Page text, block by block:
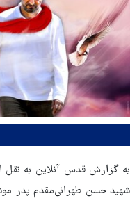
به گزارش قدس آنلاین به نقل